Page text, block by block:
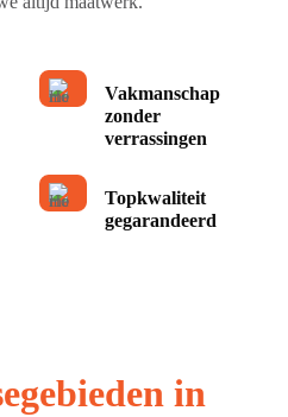
Vakmanschap
zonder
verrassingen
Topkwaliteit
gegarandeerd
in